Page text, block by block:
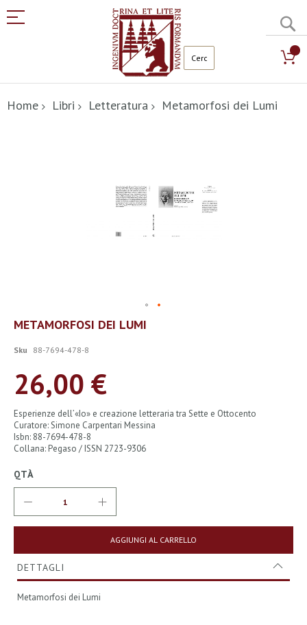
al
contenuto
Home Libri Letteratura Metamorfosi dei Lumi
Vai
all'inizio
galleria
immagini
METAMORFOSI DEI LUMI
Sku 88-7694-478-8
26,00 €
Esperienze dell’«Io» e creazione letteraria tra Sette e Ottocento
Curatore: Simone Carpentari Messina
Isbn: 88-7694-478-8
Collana: Pegaso / ISSN 2723-9306
QTÀ
AGGIUNGI AL CARRELLO
DETTAGLI
Metamorfosi dei Lumi